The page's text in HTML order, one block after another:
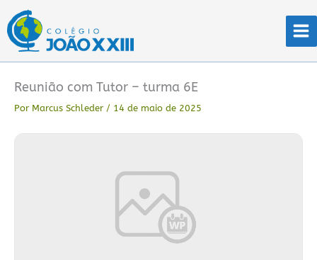
para
conteúdo
Reunião com Tutor – turma 6E
Por Marcus Schleder / 14 de maio de 2025